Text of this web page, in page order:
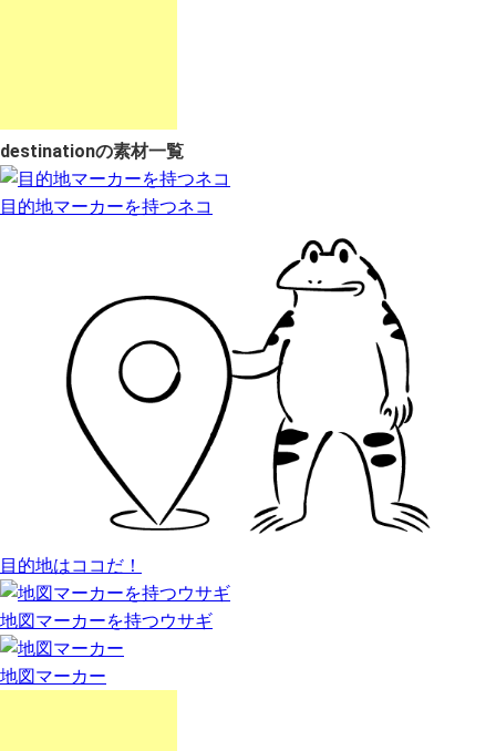
destinationの素材一覧
目的地マーカーを持つネコ
目的地はココだ！
地図マーカーを持つウサギ
地図マーカー